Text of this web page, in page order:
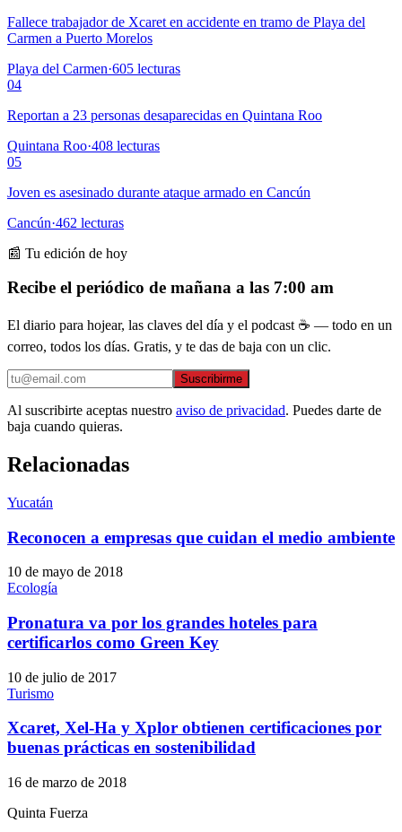
Fallece trabajador de Xcaret en accidente en tramo de Playa del
Carmen a Puerto Morelos
Playa del Carmen·605 lecturas
04
Reportan a 23 personas desaparecidas en Quintana Roo
Quintana Roo·408 lecturas
05
Joven es asesinado durante ataque armado en Cancún
Cancún·462 lecturas
📰 Tu edición de hoy
Recibe el periódico de mañana a las 7:00 am
El diario para hojear, las claves del día y el podcast ☕ — todo en un
correo, todos los días. Gratis, y te das de baja con un clic.
Suscribirme
Al suscribirte aceptas nuestro aviso de privacidad. Puedes darte de
baja cuando quieras.
Relacionadas
Yucatán
Reconocen a empresas que cuidan el medio ambiente
10 de mayo de 2018
Ecología
Pronatura va por los grandes hoteles para
certificarlos como Green Key
10 de julio de 2017
Turismo
Xcaret, Xel-Ha y Xplor obtienen certificaciones por
buenas prácticas en sostenibilidad
16 de marzo de 2018
Quinta Fuerza